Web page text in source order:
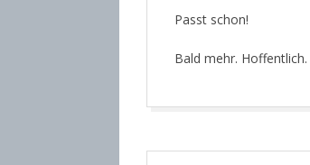
Passt schon!
Bald mehr. Hoffentlich.